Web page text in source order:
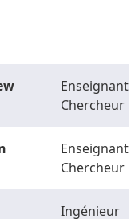
Enseignant-
Chercheur
Enseignant-
Chercheur
Ingénieur